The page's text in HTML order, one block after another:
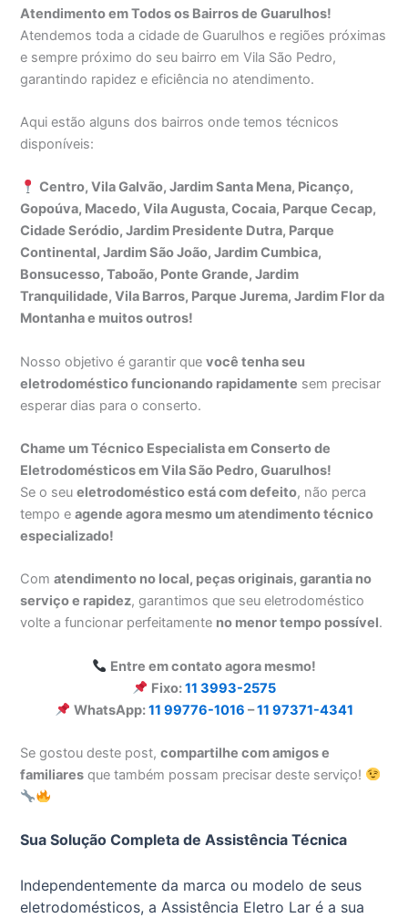
Atendimento em Todos os Bairros de Guarulhos!
Atendemos toda a cidade de Guarulhos e regiões próximas
e sempre próximo do seu bairro em Vila São Pedro,
garantindo rapidez e eficiência no atendimento.
Aqui estão alguns dos bairros onde temos técnicos
disponíveis:
Centro, Vila Galvão, Jardim Santa Mena, Picanço,
Gopoúva, Macedo, Vila Augusta, Cocaia, Parque Cecap,
Cidade Seródio, Jardim Presidente Dutra, Parque
Continental, Jardim São João, Jardim Cumbica,
Bonsucesso, Taboão, Ponte Grande, Jardim
Tranquilidade, Vila Barros, Parque Jurema, Jardim Flor da
Montanha e muitos outros!
Nosso objetivo é garantir quevocê tenha seu
eletrodoméstico funcionando rapidamente sem precisar
esperar dias para o conserto.
Chame um Técnico Especialista em Conserto de
Eletrodomésticos em Vila São Pedro, Guarulhos!
Se o seueletrodoméstico está com defeito, não perca
tempo eagende agora mesmo um atendimento técnico
especializado!
Comatendimento no local, peças originais, garantia no
serviço e rapidez, garantimos que seu eletrodoméstico
volte a funcionar perfeitamente no menor tempo possível.
Entre em contato agora mesmo!
Fixo:11 3993-2575
WhatsApp:11 99776-1016 –11 97371-4341
Se gostou deste post,compartilhe com amigos e
familiares que também possam precisar deste serviço!
Sua Solução Completa de Assistência Técnica
Independentemente da marca ou modelo de seus
eletrodomésticos, a Assistência Eletro Lar é a sua